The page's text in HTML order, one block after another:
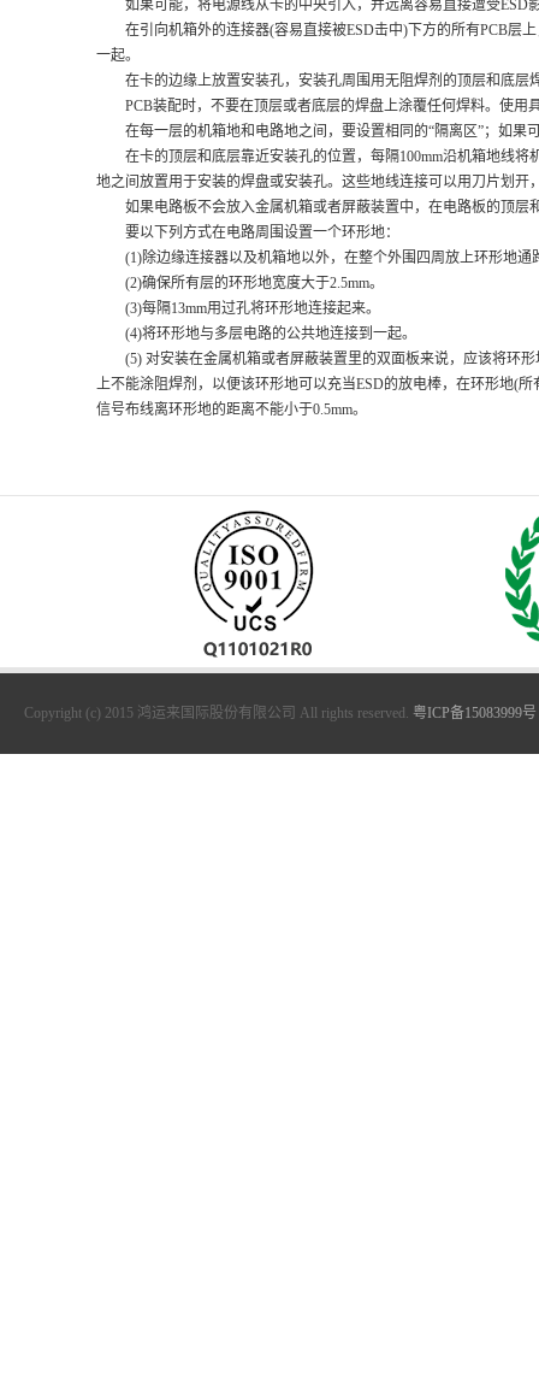
如果可能，将电源线从卡的中央引入，并远离容易直接遭受ESD
在引向机箱外的连接器(容易直接被ESD击中)下方的所有PCB层上
一起。
在卡的边缘上放置安装孔，安装孔周围用无阻焊剂的顶层和底层
PCB装配时，不要在顶层或者底层的焊盘上涂覆任何焊料。使用
在每一层的机箱地和电路地之间，要设置相同的“隔离区”；如果
在卡的顶层和底层靠近安装孔的位置，每隔100mm沿机箱地线将
地之间放置用于安装的焊盘或安装孔。这些地线连接可以用刀片划开
如果电路板不会放入金属机箱或者屏蔽装置中，在电路板的顶层
要以下列方式在电路周围设置一个环形地：
(1)除边缘连接器以及机箱地以外，在整个外围四周放上环形地通
(2)确保所有层的环形地宽度大于2.5mm。
(3)每隔13mm用过孔将环形地连接起来。
(4)将环形地与多层电路的公共地连接到一起。
(5) 对安装在金属机箱或者屏蔽装置里的双面板来说，应该将环形
上不能涂阻焊剂，以便该环形地可以充当ESD的放电棒，在环形地(
信号布线离环形地的距离不能小于0.5mm。
Copyright (c) 2015 鸿运来国际股份有限公司 All rights reserved. 粤ICP备15083999号